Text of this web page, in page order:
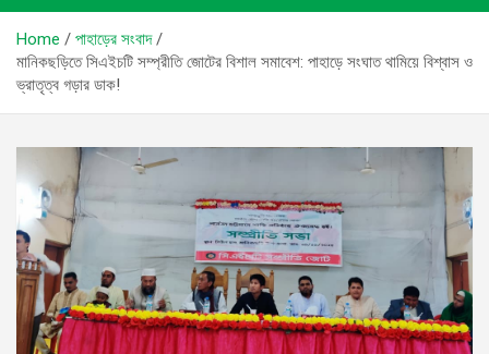
Home
পাহাড়ের সংবাদ
মানিকছড়িতে সিএইচটি সম্প্রীতি জোটের বিশাল সমাবেশ: পাহাড়ে সংঘাত থামিয়ে বিশ্বাস ও
ভ্রাতৃত্ব গড়ার ডাক!